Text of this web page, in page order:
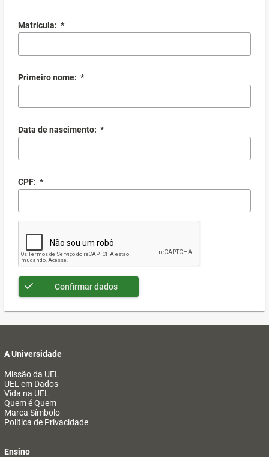
Matrícula: *
Primeiro nome: *
Data de nascimento: *
CPF: *
Confirmar dados
A Universidade
Missão da UEL
UEL em Dados
Vida na UEL
Quem é Quem
Marca Símbolo
Política de Privacidade
Ensino